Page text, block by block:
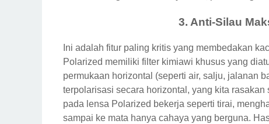
3. Anti-Silau
Ini adalah fitur paling kritis yang membedakan
Polarized memiliki filter kimiawi khusus yang
permukaan horizontal (seperti air, salju, jalanan
terpolarisasi secara horizontal, yang kita
pada lensa Polarized bekerja seperti tirai,
sampai ke mata hanya cahaya yang berguna.